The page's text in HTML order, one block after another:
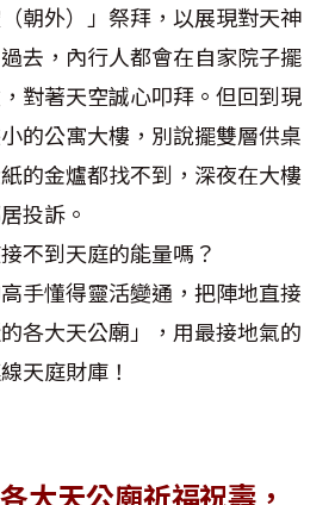
朝外）」祭拜，以展現對天神
去，內行人都會在自家院子擺
對著天空誠心叩拜。但回到現
的公寓大樓，別說擺雙層供桌
的金爐都找不到，深夜在大樓
投訴。
不到天庭的能量嗎？
手懂得靈活變通，把陣地直接
各大天公廟」，用最接地氣的
天庭財庫！
大天公廟祈福祝壽，